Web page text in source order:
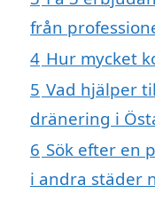
från
4 Hur mycket
5 Vad hjälper
dränering i
6 Sök efter en
i andra städer